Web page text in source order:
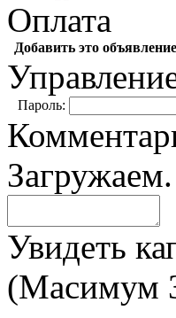
Оплата
Добавить это
Пароль:
Увидеть
(Масимум